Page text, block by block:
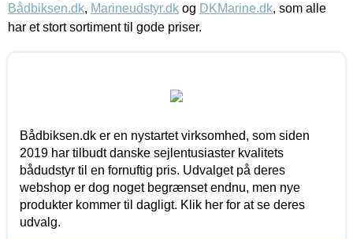
Bådbiksen.dk, Marineudstyr.dk og DKMarine.dk, som alle
har et stort sortiment til gode priser.
Bådbiksen.dk er en nystartet virksomhed, som siden
2019 har tilbudt danske sejlentusiaster kvalitets
bådudstyr til en fornuftig pris. Udvalget på deres
webshop er dog noget begrænset endnu, men nye
produkter kommer til dagligt. Klik her for at se deres
udvalg.